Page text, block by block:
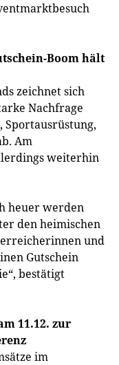
Boom hält
zeichnet sich
Nachfrage
Sportausrüstung,
Am
weiterhin
heuer werden
den heimischen
und
Gutschein
bestätigt
11.12. zur
im